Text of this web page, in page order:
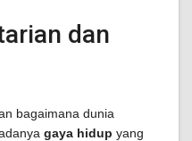
dan
bagaimana dunia
gaya hidup yang